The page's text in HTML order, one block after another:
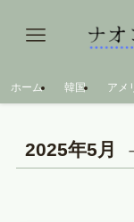
ホーム 韓国 アメ
2025年5月